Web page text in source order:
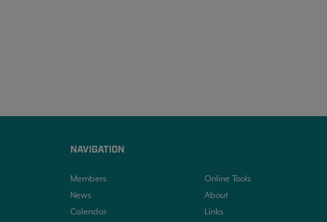
NAVIGATION
Members
News
Calendar
Online Tools
About
Links